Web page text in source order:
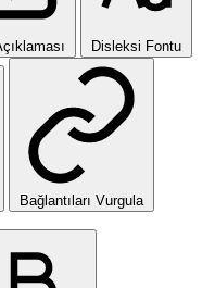
Disleksi Fontu
Bağlantıları Vurgula